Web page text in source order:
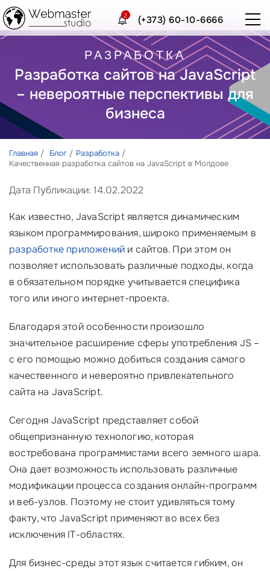
(+373) 60-10-6666
2
РАЗРАБОТКА
Разработка сайтов на JavaScript
– невероятные перспективы для
бизнеса
Главная Блог
Разработка
Качественная разработка сайтов на JavaScript в Молдове
Дата Публикации: 14.02.2022
Как известно, JavaScript является динамическим
языком программирования, широко применяемым в
разработке приложений и сайтов. При этом он
позволяет использовать различные подходы, когда
в обязательном порядке учитывается специфика
того или иного интернет-проекта.
Благодаря этой особенности произошло
значительное расширение сферы употребления JS –
с его помощью можно добиться создания самого
качественного и невероятно привлекательного
сайта на JavaScript.
Сегодня JavaSсript представляет собой
общепризнанную технологию, которая
востребована программистами всего земного шара.
Она дает возможность использовать различные
модификации процесса создания онлайн-программ
и веб-узлов. Поэтому не стоит удивляться тому
факту, что JavaSсript применяют во всех без
исключения IT-областях.
Для бизнес-среды этот язык считается гибким, он